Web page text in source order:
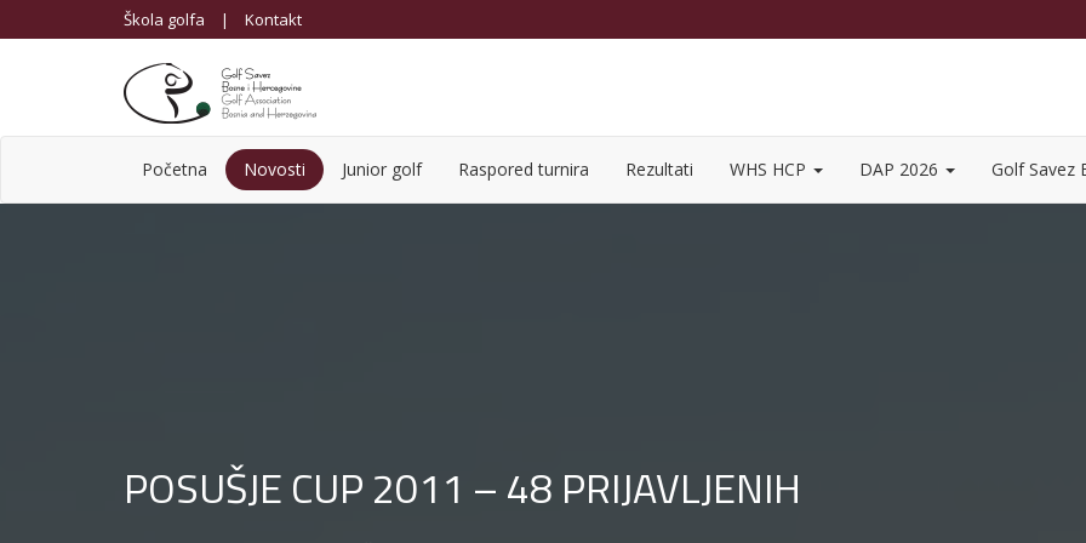
Škola golfa | Kontakt
Početna Novosti Junior golf Raspored turnira Rezultati WHS HCP DAP 2026 Golf Savez
POSUŠJE CUP 2011 – 48 PRIJAVLJENIH